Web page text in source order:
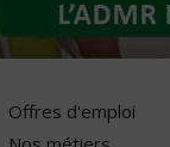
Offres d'emploi